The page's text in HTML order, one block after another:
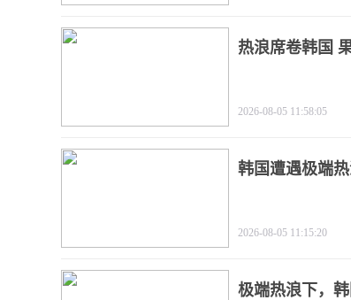
热浪席卷韩国
2026-08-05 11:58:05
韩国遭遇极端
2026-08-05 11:15:20
极端热浪下，